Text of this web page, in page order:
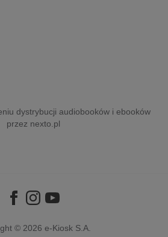
dystrybucji audiobooków i ebooków
przez nexto.pl
© 2026 e-Kiosk S.A.